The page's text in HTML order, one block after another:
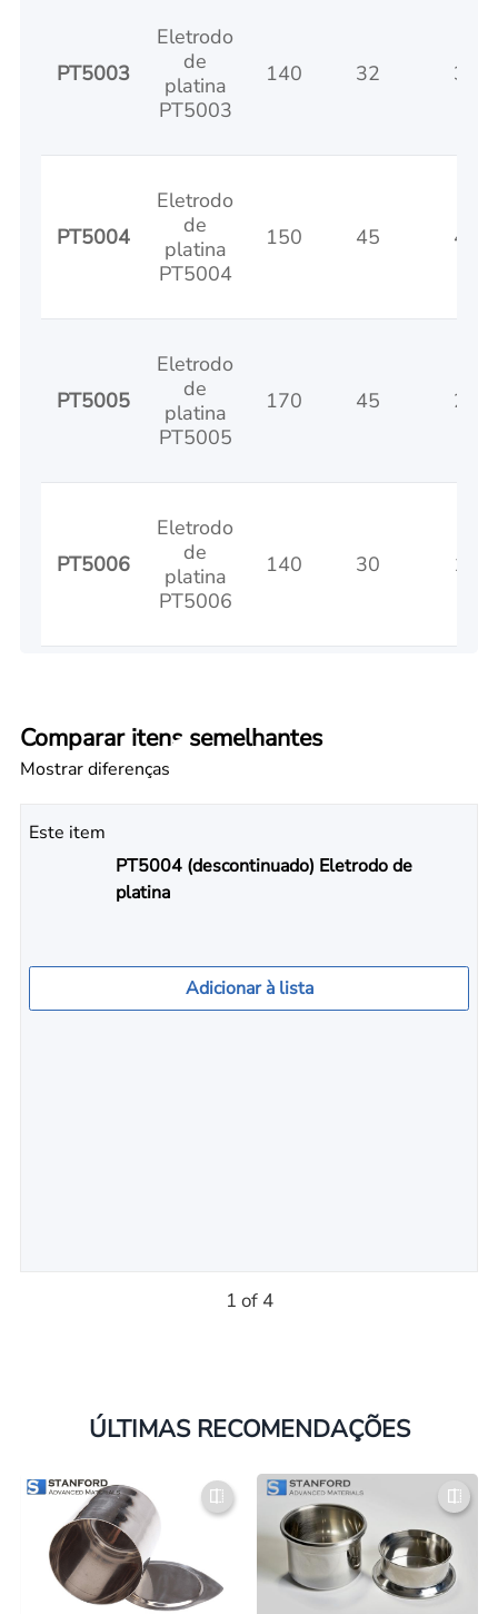
PT5003
Eletrodo
de
platina
PT5003
140 32 32
PT5004
Eletrodo
de
platina
PT5004
150 45 45
PT5005
Eletrodo
de
platina
PT5005
170 45 25
PT5006
Eletrodo
de
platina
PT5006
140 30 10
Comparar itens semelhantes
Mostrar diferenças
Este item
PT5004 (descontinuado) Eletrodo de
platina
Adicionar à lista
1 of 4
ÚLTIMAS RECOMENDAÇÕES